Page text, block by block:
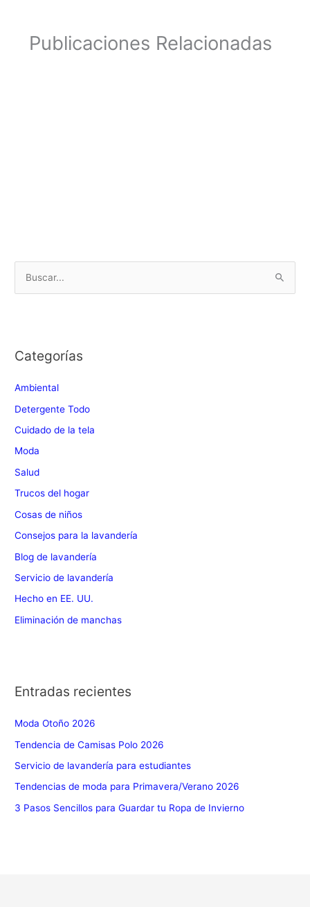
Publicaciones Relacionadas
a
:
Categorías
Ambiental
Detergente Todo
Cuidado de la tela
Moda
Salud
Trucos del hogar
Cosas de niños
Consejos para la lavandería
Blog de lavandería
Servicio de lavandería
Hecho en EE. UU.
Eliminación de manchas
Entradas recientes
Moda Otoño 2026
Tendencia de Camisas Polo 2026
Servicio de lavandería para estudiantes
Tendencias de moda para Primavera/Verano 2026
3 Pasos Sencillos para Guardar tu Ropa de Invierno